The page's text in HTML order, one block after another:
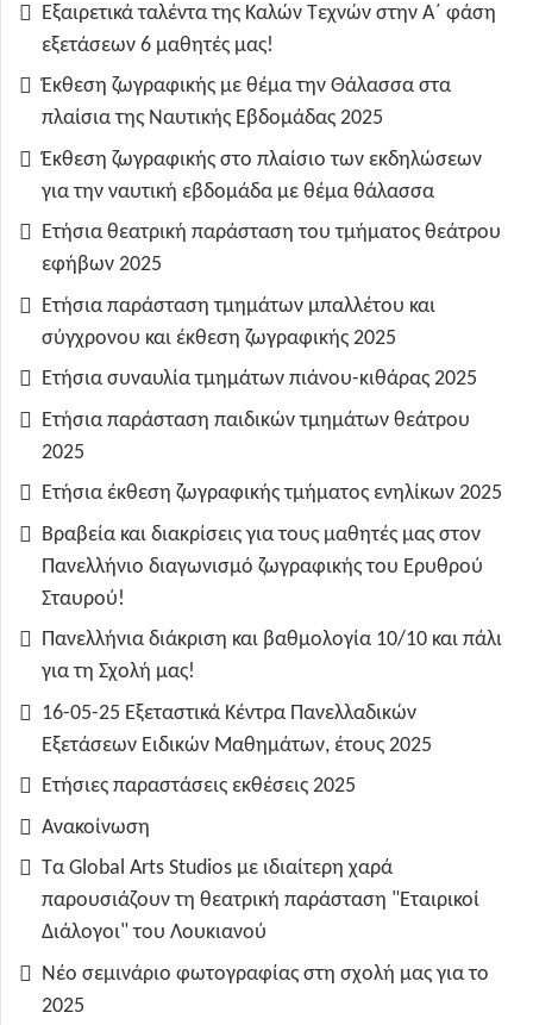
Εξαιρετικά ταλέντα της Καλών Τεχνών στην Α΄ φάση
εξετάσεων 6 μαθητές μας!
Έκθεση ζωγραφικής με θέμα την Θάλασσα στα
πλαίσια της Ναυτικής Εβδομάδας 2025
Έκθεση ζωγραφικής στο πλαίσιο των εκδηλώσεων
για την ναυτική εβδομάδα με θέμα θάλασσα
Ετήσια θεατρική παράσταση του τμήματος θεάτρου
εφήβων 2025
Ετήσια παράσταση τμημάτων μπαλλέτου και
σύγχρονου και έκθεση ζωγραφικής 2025
Ετήσια συναυλία τμημάτων πιάνου-κιθάρας 2025
Ετήσια παράσταση παιδικών τμημάτων θεάτρου
2025
Ετήσια έκθεση ζωγραφικής τμήματος ενηλίκων 2025
Βραβεία και διακρίσεις για τους μαθητές μας στον
Πανελλήνιο διαγωνισμό ζωγραφικής του Ερυθρού
Σταυρού!
Πανελλήνια διάκριση και βαθμολογία 10/10 και πάλι
για τη Σχολή μας!
16-05-25 Εξεταστικά Κέντρα Πανελλαδικών
Εξετάσεων Ειδικών Μαθημάτων, έτους 2025
Ετήσιες παραστάσεις εκθέσεις 2025
Ανακοίνωση
Τα Global Arts Studios με ιδιαίτερη χαρά
παρουσιάζουν τη θεατρική παράσταση "Εταιρικοί
Διάλογοι" του Λουκιανού
Νέο σεμινάριο φωτογραφίας στη σχολή μας για το
2025